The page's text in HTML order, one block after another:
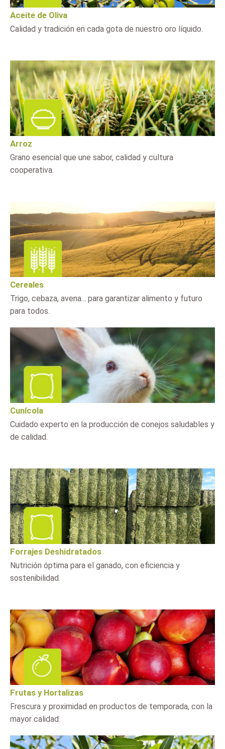
Aceite de Oliva
Calidad y tradición en cada gota de nuestro oro líquido.
Arroz
Grano esencial que une sabor, calidad y cultura
cooperativa.
Cereales
Trigo, cebaza, avena... para garantizar alimento y futuro
para todos.
Cunícola
Cuidado experto en la producción de conejos saludables y
de calidad.
Forrajes Deshidratados
Nutrición óptima para el ganado, con eficiencia y
sostenibilidad.
Frutas y Hortalizas
Frescura y proximidad en productos de temporada, con la
mayor calidad.